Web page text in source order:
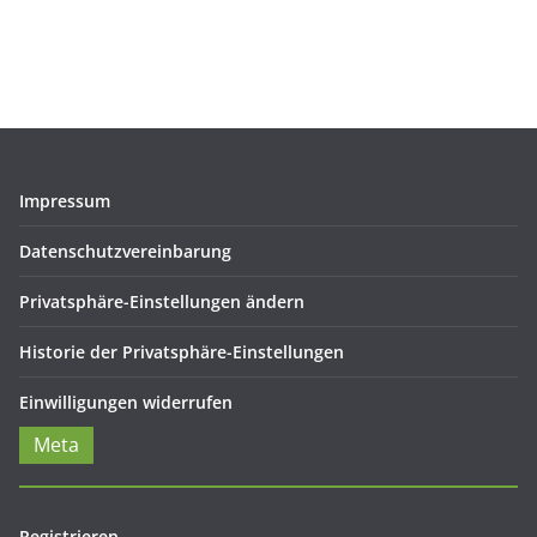
Impressum
Datenschutzvereinbarung
Privatsphäre-Einstellungen ändern
Historie der Privatsphäre-Einstellungen
Einwilligungen widerrufen
Meta